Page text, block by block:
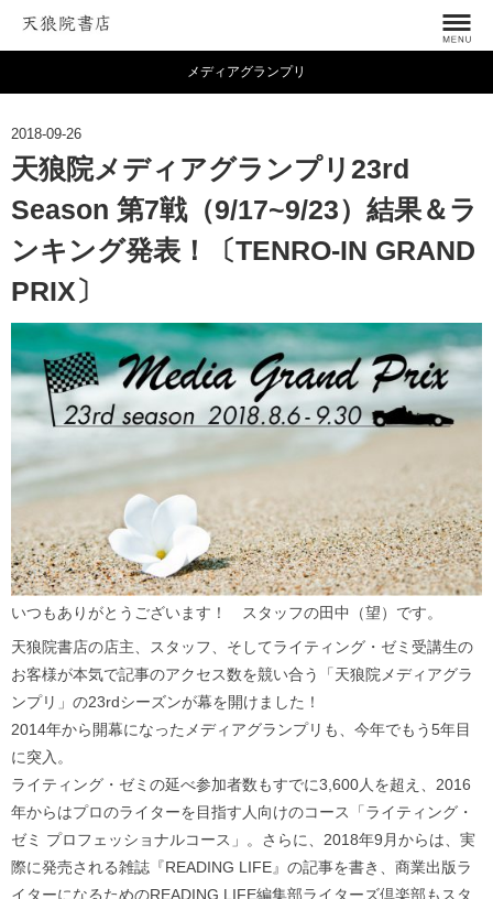
メディアグランプリ
2018-09-26
天狼院メディアグランプリ23rd
Season 第7戦（9/17~9/23）結果＆ラ
ンキング発表！〔TENRO-IN GRAND
PRIX〕
いつもありがとうございます！ スタッフの田中（望）です。
天狼院書店の店主、スタッフ、そしてライティング・ゼミ受講生の
お客様が本気で記事のアクセス数を競い合う「天狼院メディアグラ
ンプリ」の23rdシーズンが幕を開けました！
2014年から開幕になったメディアグランプリも、今年でもう5年目
に突入。
ライティング・ゼミの延べ参加者数もすでに3,600人を超え、2016
年からはプロのライターを目指す人向けのコース「ライティング・
ゼミ プロフェッショナルコース」。さらに、2018年9月からは、実
際に発売される雑誌『READING LIFE』の記事を書き、商業出版ラ
イターになるためのREADING LIFE編集部ライターズ倶楽部もスタ